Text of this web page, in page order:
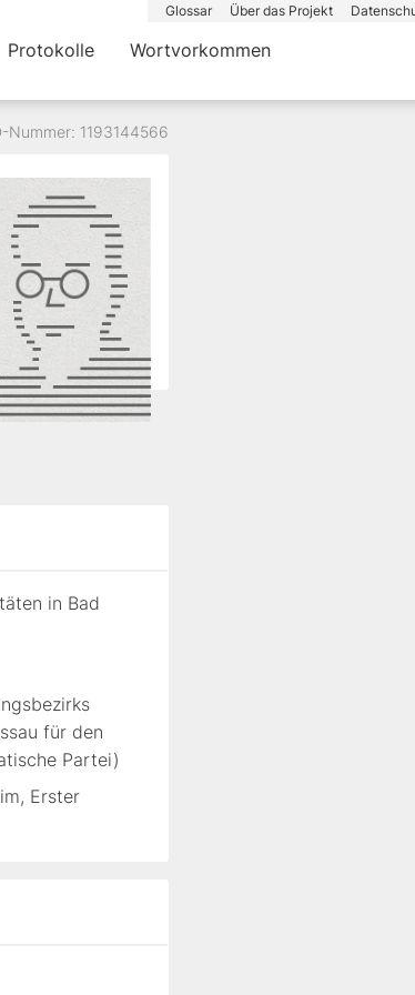
Glossar Über das Projekt
Protokolle Wortvorkommen
Nummer: 1193144566
in Bad
für den
Partei)
Erster